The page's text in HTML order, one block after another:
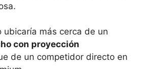
ubicaría más cerca de un
con proyección
de un competidor directo en